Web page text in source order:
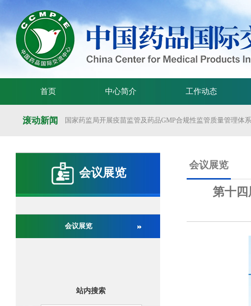
首页 中心简介 工作动态
滚动新闻 国家药监局开展疫苗监管及药品GMP合规性监管质量管理体
国家药监局药审中心关于发布《预防用mRNA疫苗临床试验技
国家药监局药审中心关于发布《关于开发适宜药品包装规格的
国家药监局 国家卫生健康委 国家中医药局 国家疾控局关于发
关于举办第十六届中国医疗器械监督管理国际会议的通知
会议展览
会议展览
站内搜索
会议展览
第十